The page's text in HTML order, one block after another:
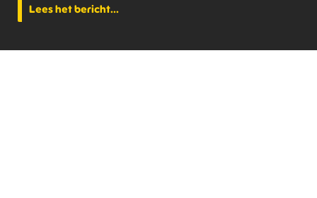
Lees het bericht...